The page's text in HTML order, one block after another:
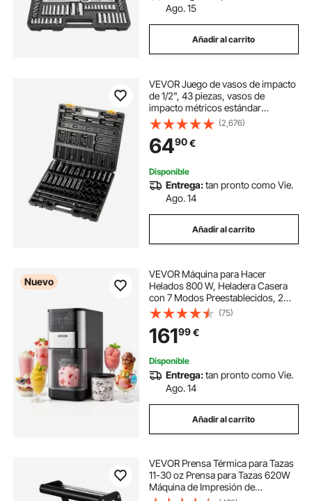
Ago. 15
Añadir al carrito
VEVOR Juego de vasos de impacto
de 1/2", 43 piezas, vasos de
impacto métricos estándar
profundos de 9-30 mm, acero de
aleación CR-V de 6 puntos, con
barra de extensión y estuche de
transporte
(2,676)
6490€
Disponible
Entrega:tan pronto como Vie.
Ago. 14
Añadir al carrito
Nuevo
VEVOR Máquina para Hacer
Helados 800 W, Heladera Casera
con 7 Modos Preestablecidos, 2
Vasos de 0,5 L, Función de Mezcla
con Un Solo Toque, para Preparar
Gelato, Sorbete, Batido, Yogur
Helado
(75)
16199€
Disponible
Entrega:tan pronto como Vie.
Ago. 14
Añadir al carrito
VEVOR Prensa Térmica para Tazas
11-30 oz Prensa para Tazas 620W
Máquina de Impresión de